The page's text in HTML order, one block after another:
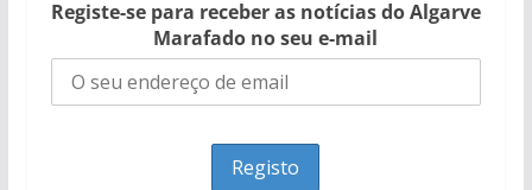
Registe-se para receber as notícias do Algarve
Marafado no seu e-mail